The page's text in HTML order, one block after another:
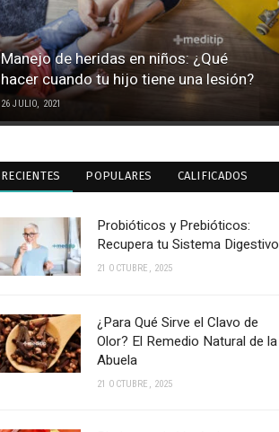
Manejo de heridas en niños: ¿Qué
hacer cuando tu hijo tiene una lesión?
26 JULIO, 2021
RECIENTES POPULARES CALIFICADOS
Probióticos y Prebióticos:
Recupera tu Sistema Digestivo
21 OCTUBRE, 2025
¿Para Qué Sirve el Clavo de
Olor? El Remedio Natural de la
Abuela
21 OCTUBRE, 2025